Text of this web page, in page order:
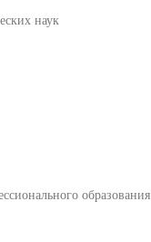
наук
образования